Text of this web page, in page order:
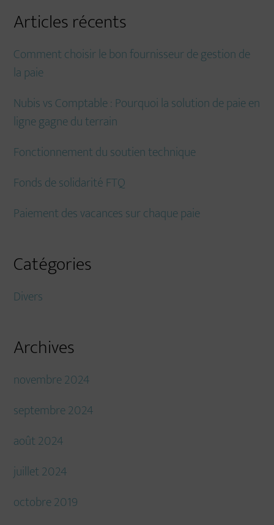
...
Articles récents
Comment choisir le bon fournisseur de gestion de
la paie
Nubis vs Comptable : Pourquoi la solution de paie en
ligne gagne du terrain
Fonctionnement du soutien technique
Fonds de solidarité FTQ
Paiement des vacances sur chaque paie
Catégories
Divers
Archives
novembre 2024
septembre 2024
août 2024
juillet 2024
octobre 2019